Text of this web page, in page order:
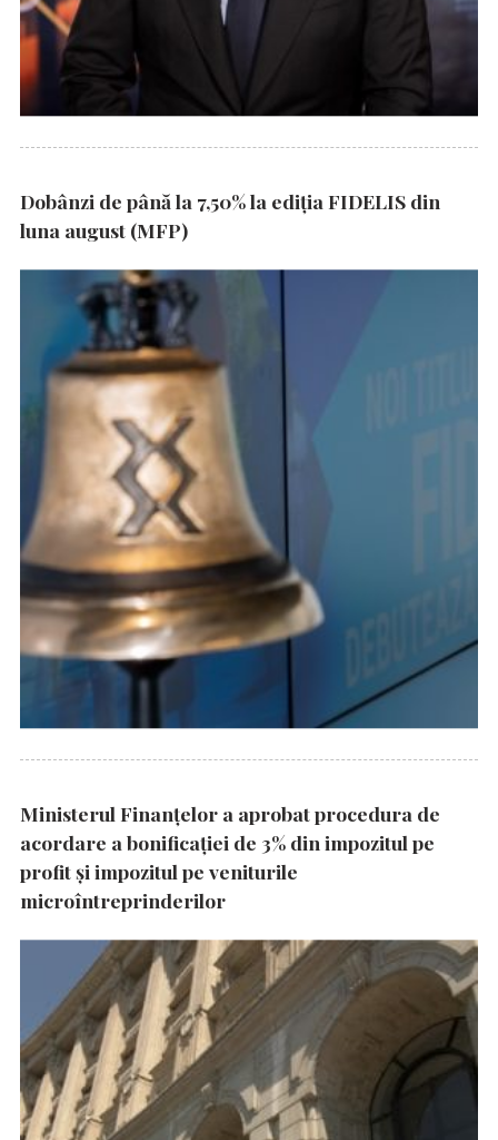
Dobânzi de până la 7,50% la ediția FIDELIS din
luna august (MFP)
Ministerul Finanțelor a aprobat procedura de
acordare a bonificației de 3% din impozitul pe
profit și impozitul pe veniturile
microîntreprinderilor